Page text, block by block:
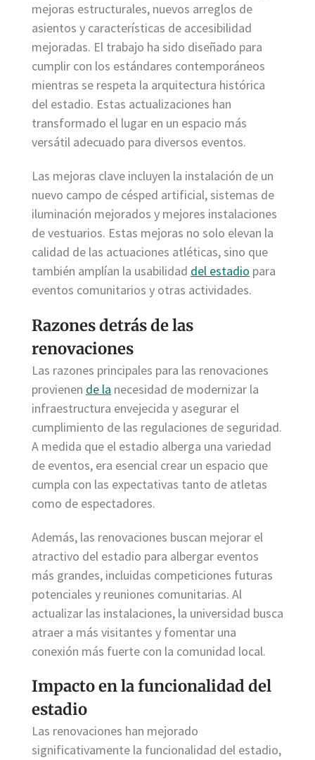
mejoras estructurales, nuevos arreglos de
asientos y características de accesibilidad
mejoradas. El trabajo ha sido diseñado para
cumplir con los estándares contemporáneos
mientras se respeta la arquitectura histórica
del estadio. Estas actualizaciones han
transformado el lugar en un espacio más
versátil adecuado para diversos eventos.
Las mejoras clave incluyen la instalación de un
nuevo campo de césped artificial, sistemas de
iluminación mejorados y mejores instalaciones
de vestuarios. Estas mejoras no solo elevan la
calidad de las actuaciones atléticas, sino que
también amplían la usabilidad del estadio para
eventos comunitarios y otras actividades.
Razones detrás de las
renovaciones
Las razones principales para las renovaciones
provienen de la necesidad de modernizar la
infraestructura envejecida y asegurar el
cumplimiento de las regulaciones de seguridad.
A medida que el estadio alberga una variedad
de eventos, era esencial crear un espacio que
cumpla con las expectativas tanto de atletas
como de espectadores.
Además, las renovaciones buscan mejorar el
atractivo del estadio para albergar eventos
más grandes, incluidas competiciones futuras
potenciales y reuniones comunitarias. Al
actualizar las instalaciones, la universidad busca
atraer a más visitantes y fomentar una
conexión más fuerte con la comunidad local.
Impacto en la funcionalidad del
estadio
Las renovaciones han mejorado
significativamente la funcionalidad del estadio,